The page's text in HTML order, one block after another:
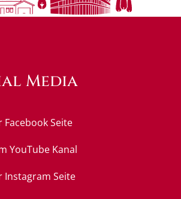
auszublenden
Media
Facebook Seite
YouTube Kanal
Instagram Seite